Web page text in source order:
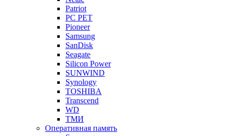
Patriot
PC PET
Pioneer
Samsung
SanDisk
Seagate
Silicon Power
SUNWIND
Synology
TOSHIBA
Transcend
WD
ТМИ
Оперативная память